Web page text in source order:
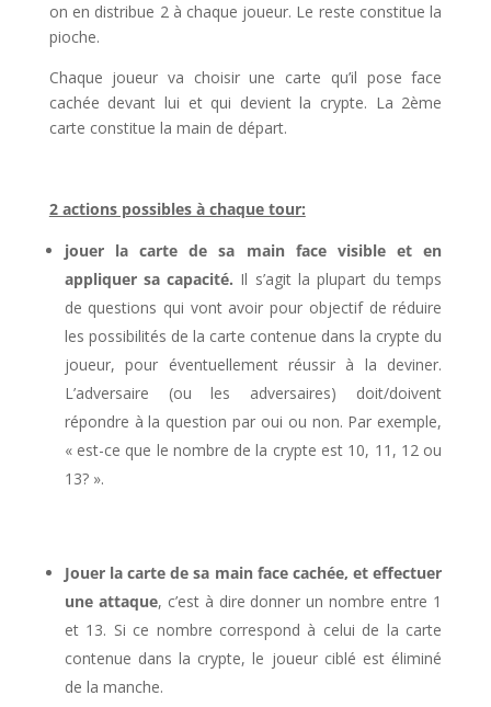
on en distribue 2 à chaque joueur. Le reste constitue la
pioche.
Chaque joueur va choisir une carte qu’il pose face
cachée devant lui et qui devient la crypte. La 2ème
carte constitue la main de départ.
2 actions possibles à chaque tour:
jouer la carte de sa main face visible et en
appliquer sa capacité. Il s’agit la plupart du temps
de questions qui vont avoir pour objectif de réduire
les possibilités de la carte contenue dans la crypte du
joueur, pour éventuellement réussir à la deviner.
L’adversaire (ou les adversaires) doit/doivent
répondre à la question par oui ou non. Par exemple,
« est-ce que le nombre de la crypte est 10, 11, 12 ou
13? ».
Jouer la carte de sa main face cachée, et effectuer
une attaque, c’est à dire donner un nombre entre 1
et 13. Si ce nombre correspond à celui de la carte
contenue dans la crypte, le joueur ciblé est éliminé
de la manche.